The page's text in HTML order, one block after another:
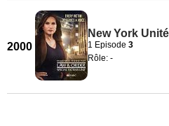
2000
New York
1 Episode 3
Rôle: -